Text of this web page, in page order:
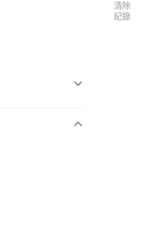
清除
紀錄